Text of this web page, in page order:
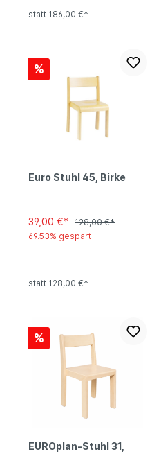
statt 186,00 €*
%
Euro Stuhl 45, Birke
39,00 €*
128,00 €*
69.53% gespart
statt 128,00 €*
%
EUROplan-Stuhl 31,